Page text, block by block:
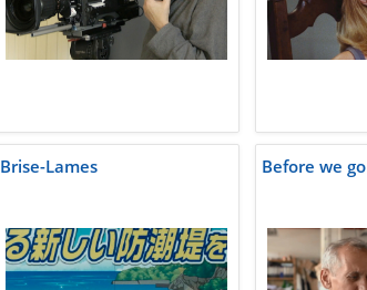
Brise-Lames Before we go